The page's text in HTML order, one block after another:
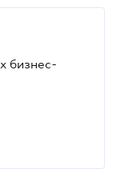
бизнес-